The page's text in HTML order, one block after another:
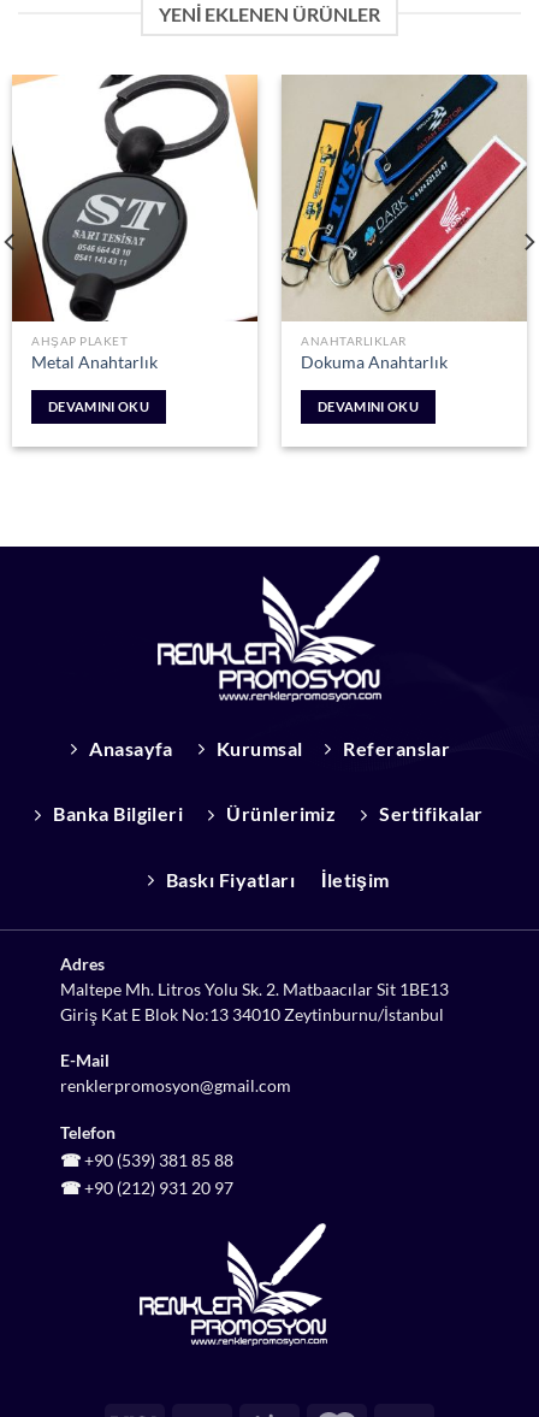
YENI EKLENEN ÜRÜNLER
AHŞAP PLAKET
Metal Anahtarlık
DEVAMINI OKU
ANAHTARLIKLAR
Dokuma Anahtarlık
DEVAMINI OKU
Anasayfa Kurumsal Referanslar
Banka Bilgileri Ürünlerimiz Sertifikalar
Baskı Fiyatları İletişim
Adres
Maltepe Mh. Litros Yolu Sk. 2. Matbaacılar Sit 1BE13
Giriş Kat E Blok No:13 34010 Zeytinburnu/İstanbul
E-Mail
renklerpromosyon@gmail.com
Telefon
☎+90 (539) 381 85 88
☎+90 (212) 931 20 97